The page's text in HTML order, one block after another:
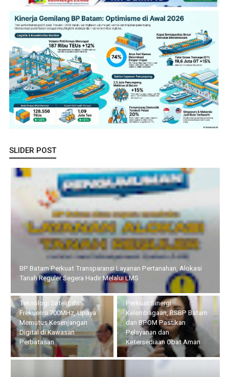
SLIDER POST
Pemprov Kepri dan KomDigi Pacu Penetrasi Broadband Lewat
Teknologi Satelit dan Frekuensi 700MHz, Upaya Memutus
Kesenjangan Digital di Kawasan Perbatasan
Perkuat Sinergi
Kelembagaan, RSBP Batam
dan BPOM Pastikan
Pelayanan dan
Ketersediaan Obat Aman
Lapas Batam Terima Kunker
Deputi Imigrasi dan
Pemasyarakatan Kemenko
Kumham Imipas, Bahas
Overstaying dan KUHP Baru